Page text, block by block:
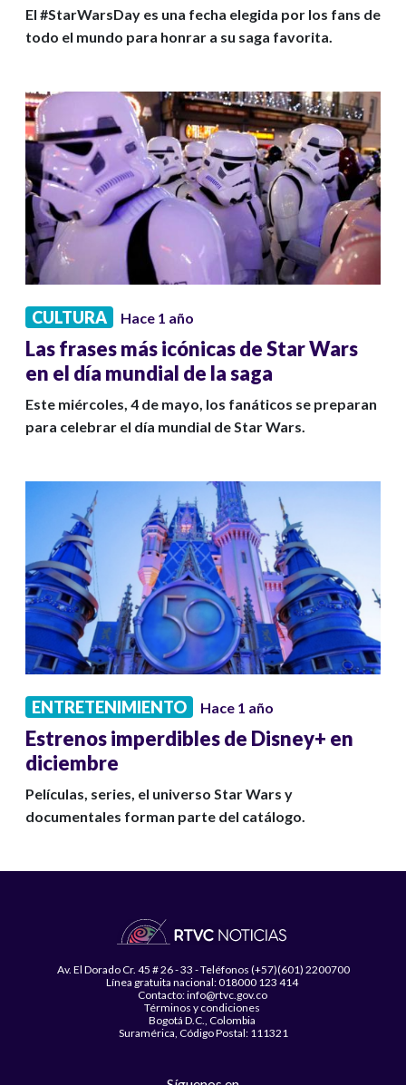
El #StarWarsDay es una fecha elegida por los fans de
todo el mundo para honrar a su saga favorita.
CULTURA Hace 1 año
Las frases más icónicas de Star Wars
en el día mundial de la saga
Este miércoles, 4 de mayo, los fanáticos se preparan
para celebrar el día mundial de Star Wars.
ENTRETENIMIENTO Hace 1 año
Estrenos imperdibles de Disney+ en
diciembre
Películas, series, el universo Star Wars y
documentales forman parte del catálogo.
Av. El Dorado Cr. 45 # 26 - 33 - Teléfonos (+57)(601) 2200700
Línea gratuita nacional: 018000 123 414
Contacto: info@rtvc.gov.co
Términos y condiciones
Bogotá D.C., Colombia
Suramérica, Código Postal: 111321